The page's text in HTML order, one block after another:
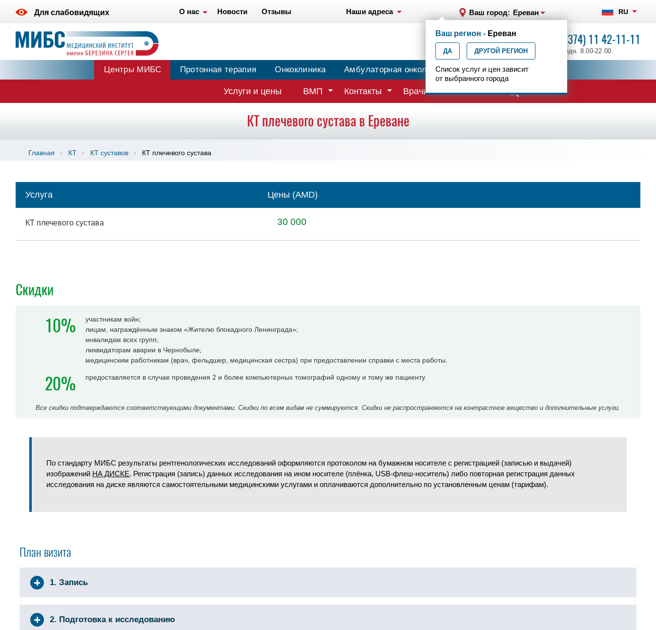
Для слабовидящих О нас Новости Отзывы Наши адреса Ваш город: Ереван RU
+7 (374) 11 42-11-11
ежедн. 8.00-22.00
Ваш регион - Ереван
ДА ДРУГОЙ РЕГИОН
Список услуг и цен зависит
от выбранного города
Центры МИБС Протонная терапия Онкоклиника Амбулаторная онкология Центр эпилептологии
Услуги и цены ВМП Контакты Врачи
КТ плечевого сустава в Ереване
Главная КТ КТ суставов КТ плечевого сустава
Услуга Цены (AMD)
КТ плечевого сустава 30 000
Скидки
10%
участникам войн;
лицам, награждённым знаком «Жителю блокадного Ленинграда»;
инвалидам всех групп;
ликвидаторам аварии в Чернобыле;
медицинским работникам (врач, фельдшер, медицинская сестра) при предоставлении справки с места работы.
20% предоставляется в случае проведения 2 и более компьютерных томографий одному и тому же пациенту.
Все скидки подтверждаются соответствующими документами. Скидки по всем видам не суммируются. Скидки не распространяются на контрастное вещество и дополнительные услуги.
По стандарту МИБС результаты рентгенологических исследований оформляются протоколом на бумажном носителе с регистрацией (записью и выдачей)
изображений НА ДИСКЕ. Регистрация (запись) данных исследования на ином носителе (плёнка, USB-флеш-носитель) либо повторная регистрация данных
исследования на диске являются самостоятельными медицинскими услугами и оплачиваются дополнительно по установленным ценам (тарифам).
План визита
1. Запись
2. Подготовка к исследованию